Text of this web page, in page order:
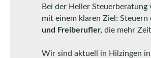
Bei der Heller
mit einem klaren Ziel: Steuern
und Freiberufler, die mehr
Wir sind aktuell in Hilzingen